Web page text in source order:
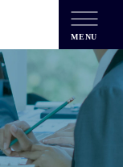
MENU